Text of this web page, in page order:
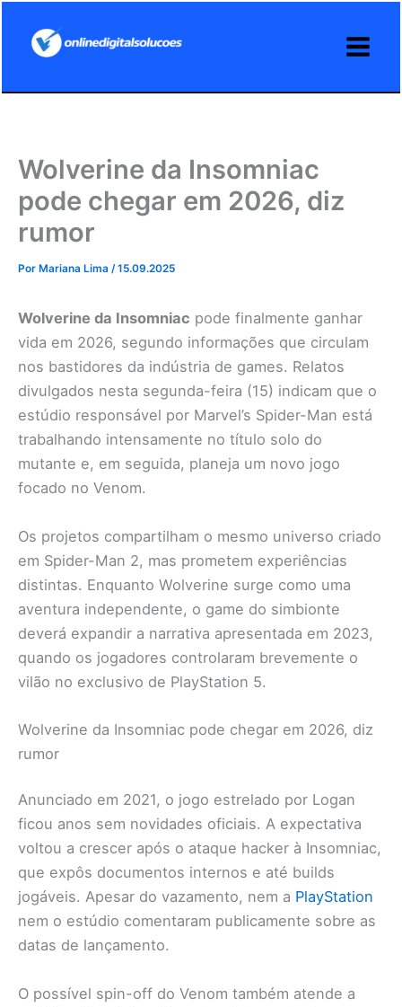
Wolverine da Insomniac
pode chegar em 2026, diz
rumor
Por Mariana Lima /15.09.2025
Wolverine da Insomniac pode finalmente ganhar
vida em 2026, segundo informações que circulam
nos bastidores da indústria de games. Relatos
divulgados nesta segunda-feira (15) indicam que o
estúdio responsável por Marvel’s Spider-Man está
trabalhando intensamente no título solo do
mutante e, em seguida, planeja um novo jogo
focado no Venom.
Os projetos compartilham o mesmo universo criado
em Spider-Man 2, mas prometem experiências
distintas. Enquanto Wolverine surge como uma
aventura independente, o game do simbionte
deverá expandir a narrativa apresentada em 2023,
quando os jogadores controlaram brevemente o
vilão no exclusivo de PlayStation 5.
Wolverine da Insomniac pode chegar em 2026, diz
rumor
Anunciado em 2021, o jogo estrelado por Logan
ficou anos sem novidades oficiais. A expectativa
voltou a crescer após o ataque hacker à Insomniac,
que expôs documentos internos e até builds
jogáveis. Apesar do vazamento, nem a PlayStation
nem o estúdio comentaram publicamente sobre as
datas de lançamento.
O possível spin-off do Venom também atende a